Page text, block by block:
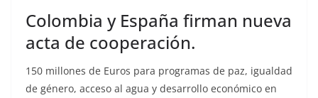
Colombia y España firman nueva
acta de cooperación.
150 millones de Euros para programas de paz, igualdad
de género, acceso al agua y desarrollo económico en